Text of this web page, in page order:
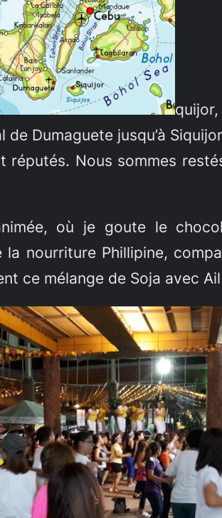
Dumaguete jusqu’à
réputés. Nous sommes
où je goute le
nourriture Phillipine,
ce mélange de Soja avec